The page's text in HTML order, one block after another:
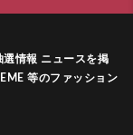
選情報 ニュースを掲
等のファッション